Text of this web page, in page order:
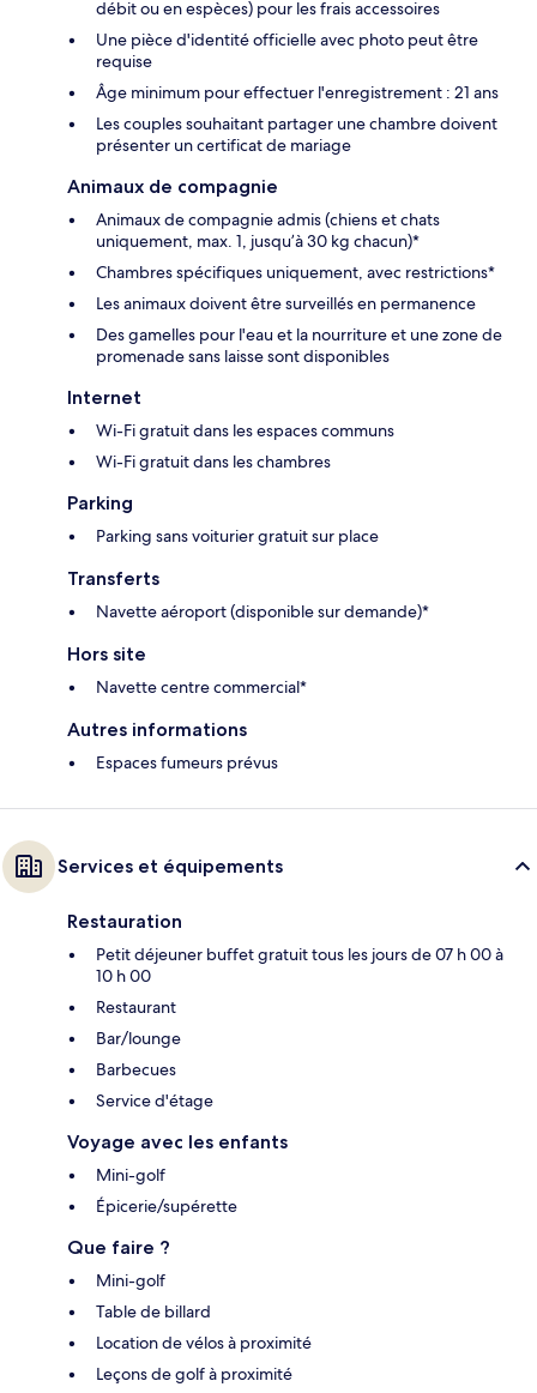
débit ou en espèces) pour les frais accessoires
Une pièce d'identité officielle avec photo peut être
requise
Âge minimum pour effectuer l'enregistrement : 21 ans
Les couples souhaitant partager une chambre doivent
présenter un certificat de mariage
Animaux de compagnie
Animaux de compagnie admis (chiens et chats
uniquement, max. 1, jusqu’à 30 kg chacun)*
Chambres spécifiques uniquement, avec restrictions*
Les animaux doivent être surveillés en permanence
Des gamelles pour l'eau et la nourriture et une zone de
promenade sans laisse sont disponibles
Internet
Wi-Fi gratuit dans les espaces communs
Wi-Fi gratuit dans les chambres
Parking
Parking sans voiturier gratuit sur place
Transferts
Navette aéroport (disponible sur demande)*
Hors site
Navette centre commercial*
Autres informations
Espaces fumeurs prévus
Services et équipements
Restauration
Petit déjeuner buffet gratuit tous les jours de 07 h 00 à
10 h 00
Restaurant
Bar/lounge
Barbecues
Service d'étage
Voyage avec les enfants
Mini-golf
Épicerie/supérette
Que faire ?
Mini-golf
Table de billard
Location de vélos à proximité
Leçons de golf à proximité